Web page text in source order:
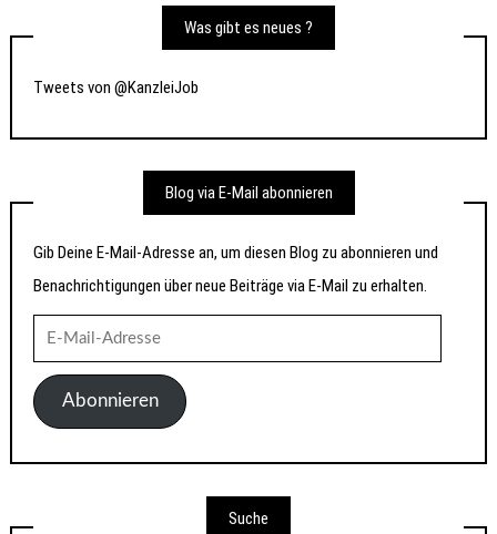
Was gibt es neues ?
Tweets von @KanzleiJob
Blog via E-Mail abonnieren
Gib Deine E-Mail-Adresse an, um diesen Blog zu abonnieren und
Benachrichtigungen über neue Beiträge via E-Mail zu erhalten.
Mail-
AdresseAbonnieren
Suche